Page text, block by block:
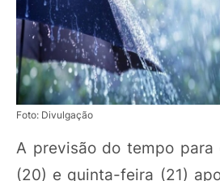
Foto: Divulgação
A previsão do tempo
(20) e quinta-feira (21)